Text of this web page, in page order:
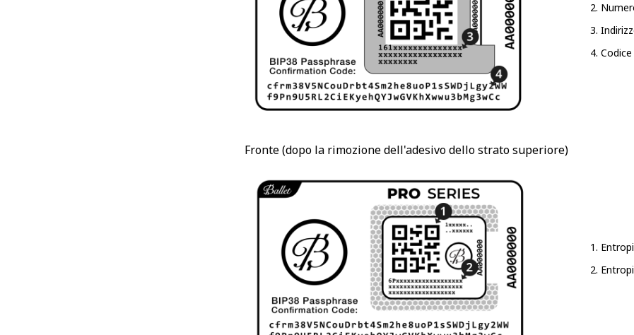
Fronte (dopo la rimozione dell'adesivo dello strato superiore)